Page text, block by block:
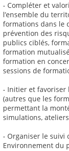
- Compléter et
l’ensemble du
formations dans le
prévention des
publics ciblés,
formation
formation en
sessions de
- Initier et favoriser
(autres que les
permettant la
simulations,
- Organiser le suivi
Environnement du